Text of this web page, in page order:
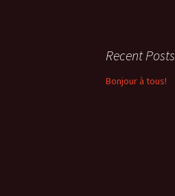
Recent Posts
Bonjour à tous!